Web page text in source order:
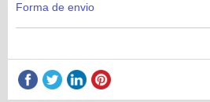
Forma de envio